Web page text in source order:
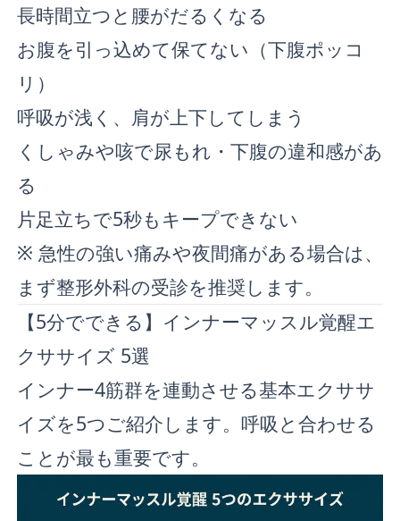
長時間立つと腰がだるくなる
お腹を引っ込めて保てない（下腹ポッコ
リ）
呼吸が浅く、肩が上下してしまう
くしゃみや咳で尿もれ・下腹の違和感があ
る
片足立ちで5秒もキープできない
※ 急性の強い痛みや夜間痛がある場合は、
まず整形外科の受診を推奨します。
【5分でできる】インナーマッスル覚醒エ
クササイズ 5選
インナー4筋群を連動させる基本エクササ
イズを5つご紹介します。呼吸と合わせる
ことが最も重要です。